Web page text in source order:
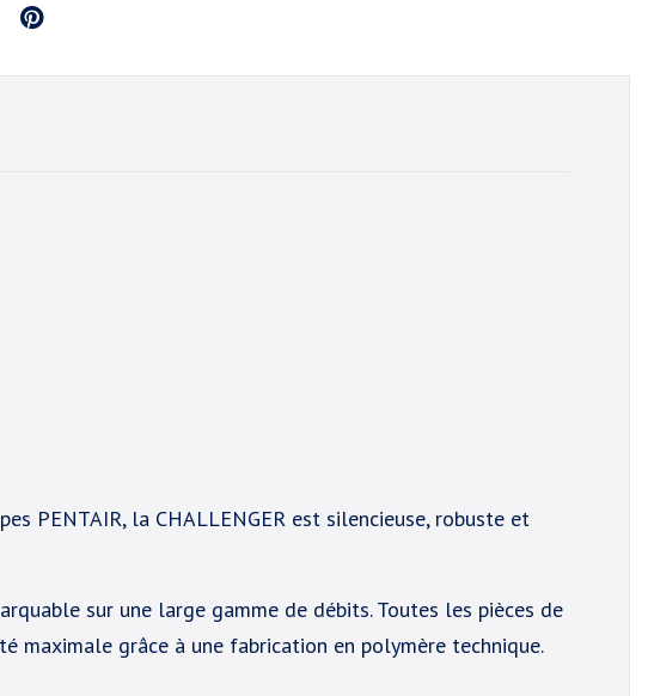
PENTAIR, la CHALLENGER est silencieuse, robuste et
sur une large gamme de débits. Toutes les pièces de
grâce à une fabrication en polymère technique.